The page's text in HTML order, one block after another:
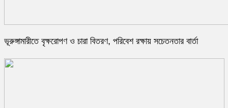
ভূরুঙ্গামারীতে বৃক্ষরোপণ ও চারা বিতরণ, পরিবেশ রক্ষায় সচেতনতার বার্তা